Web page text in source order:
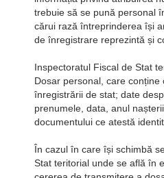
trebuie să se pună personal
cărui rază întreprinderea își
de înregistrare reprezintă și
Inspectoratul Fiscal de Stat
Dosar personal, care
înregistrării de stat; date
prenumele, data, anul
documentului ce atestă
În cazul în care își schimbă
Stat teritorial unde se află în